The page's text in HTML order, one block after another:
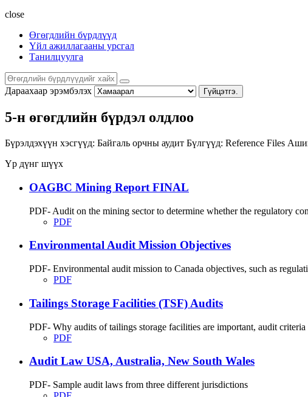
close
Өгөгдлийн бүрдлүүд
Үйл ажиллагааны урсгал
Танилцуулга
Дараахаар эрэмбэлэх Гүйцэтгэ.
5-н өгөгдлийн бүрдэл олдлоо
Бүрэлдэхүүн хэсгүүд: Байгаль орчны аудит Бүлгүүд: Reference Files
Үр дүнг шүүх
OAGBC Mining Report FINAL
PDF- Audit on the mining sector to determine whether the regulatory
PDF
Environmental Audit Mission Objectives
PDF- Environmental audit mission to Canada objectives, such as
PDF
Tailings Storage Facilities (TSF) Audits
PDF- Why audits of tailings storage facilities are important, audit
PDF
Audit Law USA, Australia, New South Wales
PDF- Sample audit laws from three different jurisdictions